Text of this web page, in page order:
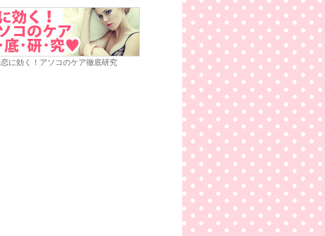
恋に効く！アソコのケア徹底研究